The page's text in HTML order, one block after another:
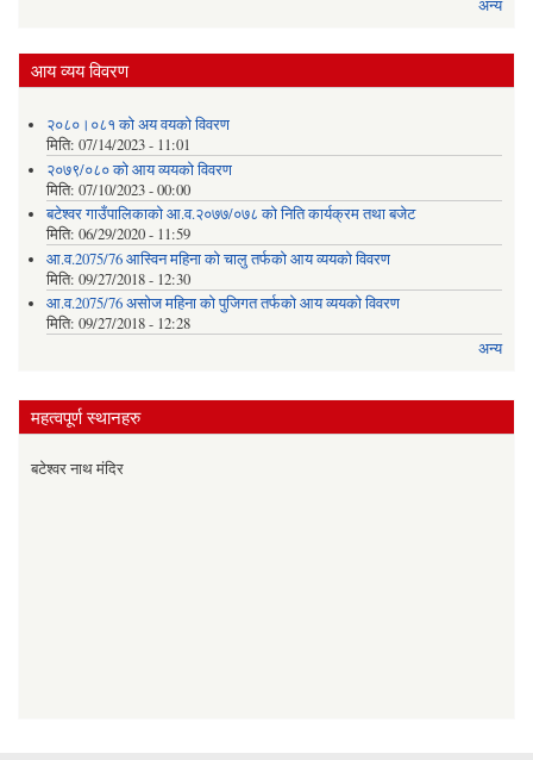
अन्य
आय व्यय विवरण
२०८०।०८१ को अय वयको विवरण
मिति: 07/14/2023 - 11:01
२०७९/०८० को आय व्ययको विवरण
मिति: 07/10/2023 - 00:00
बटेश्वर गाउँपालिकाको आ.व.२०७७/०७८ को निति कार्यक्रम तथा बजेट
मिति: 06/29/2020 - 11:59
आ.व.2075/76 आस्विन महिना को चालु तर्फको आय व्ययको विवरण
मिति: 09/27/2018 - 12:30
आ.व.2075/76 असोज महिना को पुजिगत तर्फको आय व्ययको विवरण
मिति: 09/27/2018 - 12:28
अन्य
महत्वपूर्ण स्थानहरु
बटेश्वर नाथ मंदिर